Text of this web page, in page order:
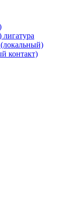
контакт)